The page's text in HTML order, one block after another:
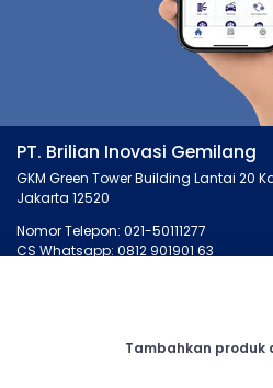
Tambahkan produk
PT. Brilian Inovasi Gemilang
GKM Green Tower Building Lantai 20
Jakarta 12520
Nomor Telepon: 021-50111277
CS Whatsapp: 0812 901901 63